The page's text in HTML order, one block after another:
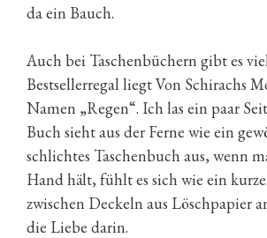
da ein Bauch.
Auch bei Taschenbüchern gibt es
Bestsellerregal liegt Von Schirachs
Namen „Regen“. Ich las ein paar
Buch sieht aus der Ferne wie ein
schlichtes Taschenbuch aus, wenn
Hand hält, fühlt es sich wie ein
zwischen Deckeln aus Löschpapier
die Liebe darin.